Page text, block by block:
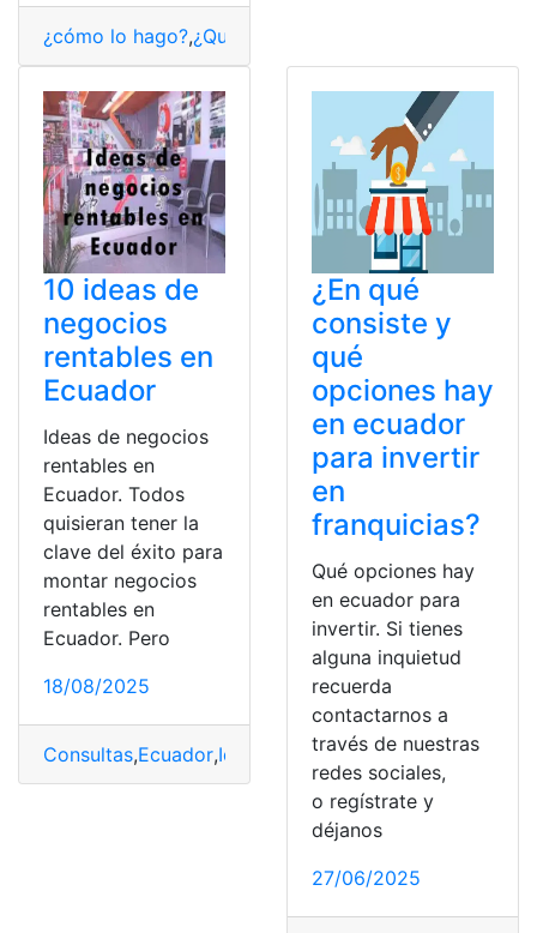
¿cómo lo hago?,¿Qué es?
10 ideas de
negocios
rentables en
Ecuador
Ideas de negocios
rentables en
Ecuador. Todos
quisieran tener la
clave del éxito para
montar negocios
rentables en
Ecuador. Pero
18/08/2025
Consultas,Ecuador,Ideas Negocios,top2
¿En qué
consiste y
qué
opciones hay
en ecuador
para invertir
en
franquicias?
Qué opciones hay
en ecuador para
invertir. Si tienes
alguna inquietud
recuerda
contactarnos a
través de nuestras
redes sociales,
o regístrate y
déjanos
27/06/2025